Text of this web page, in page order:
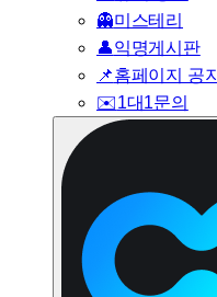
👻미스테리
👤익명게시판
📌홈페이지 공지
✉️1대1문의